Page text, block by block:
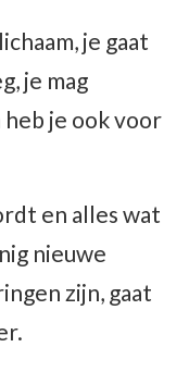
je gaat
je mag
je ook voor
en alles wat
nieuwe
zijn, gaat